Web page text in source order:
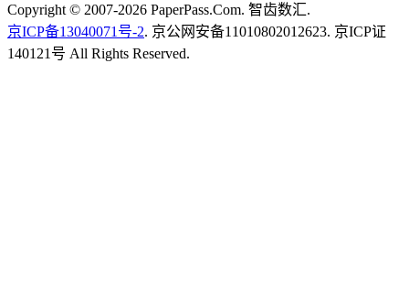
Copyright © 2007-2026 PaperPass.Com. 智齿数汇.
京ICP备13040071号-2. 京公网安备11010802012623. 京ICP证
140121号 All Rights Reserved.